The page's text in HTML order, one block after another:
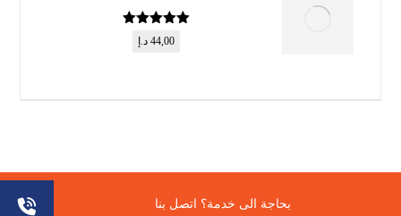
تم التقييم
من 5
44,00 د.إ
© حقوق النشر 2026. جميع الحقوق محفوظة.
بحاجة الى خدمة؟ اتصل بنا